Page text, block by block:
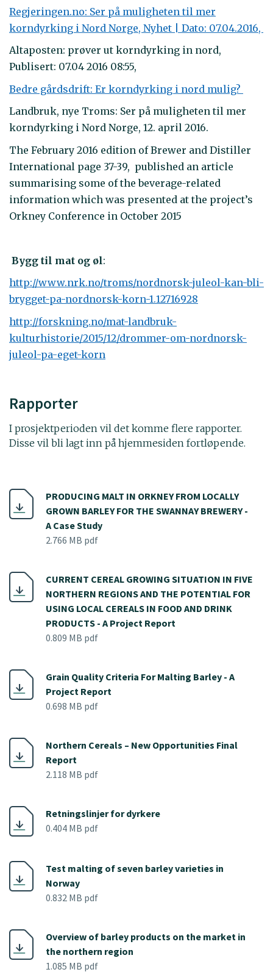
Rapporter
I prosjektperioden vil det komme flere rapporter.
Disse vil bli lagt inn på hjemmesiden fortløpende.
PRODUCING MALT IN ORKNEY FROM LOCALLY
GROWN BARLEY FOR THE SWANNAY BREWERY -
A Case Study
2.766 MB pdf
CURRENT CEREAL GROWING SITUATION IN FIVE
NORTHERN REGIONS AND THE POTENTIAL FOR
USING LOCAL CEREALS IN FOOD AND DRINK
PRODUCTS - A Project Report
0.809 MB pdf
Grain Quality Criteria For Malting Barley - A
Project Report
0.698 MB pdf
Northern Cereals – New Opportunities Final
Report
2.118 MB pdf
Retningslinjer for dyrkere
0.404 MB pdf
Test malting of seven barley varieties in
Norway
0.832 MB pdf
Overview of barley products on the market in
the northern region
1.085 MB pdf
Regjeringen.no: Ser på muligheten til mer
korndyrking i Nord Norge, Nyhet | Dato: 07.04.2016,
Altaposten: prøver ut korndyrking in nord,
Publisert: 07.04 2016 08:55,
Bedre gårdsdrift: Er korndyrking i nord mulig?
Landbruk, nye Troms: Ser på muligheten til mer
korndyrking i Nord Norge, 12. april 2016.
The February 2016 edition of Brewer and Distiller
International page 37-39, published an article
summarising some of the beverage-related
information which was presented at the project’s
Orkney Conference in October 2015
Bygg til mat og øl:
http://www.nrk.no/troms/nordnorsk-juleol-kan-bli-
brygget-pa-nordnorsk-korn-1.12716928
http://forskning.no/mat-landbruk-
kulturhistorie/2015/12/drommer-om-nordnorsk-
juleol-pa-eget-korn